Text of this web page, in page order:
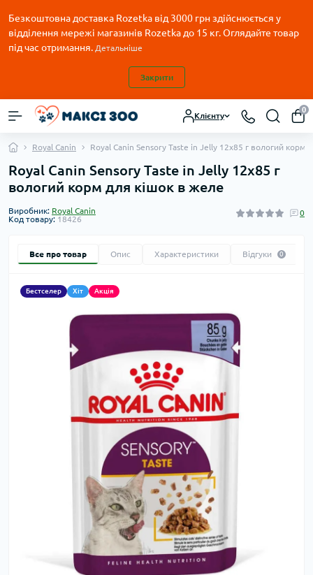
Безкоштовна доставка Rozetka від 3000 грн здійснюється у
відділення мережі магазинів Rozetka до 15 кг. Оглядайте товар
під час отримання. Детальніше
Закрити
Клієнту
0
Royal Canin Royal Canin Sensory Taste in Jelly 12х85 г вологий корм
Royal Canin Sensory Taste in Jelly 12х85 г
вологий корм для кішок в желе
Виробник: Royal Canin
Код товару: 18426
0
Все про товар Опис Характеристики Відгуки 0
Бестселер Хіт Акція